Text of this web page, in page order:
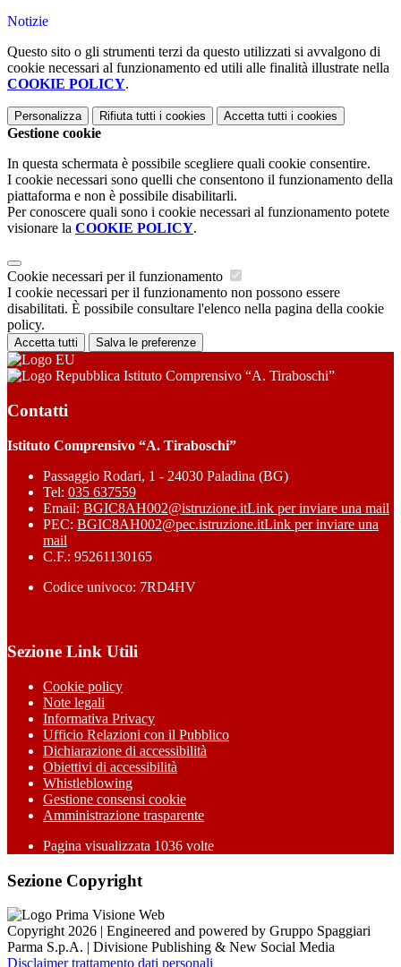
Notizie
Questo sito o gli strumenti terzi da questo utilizzati si avvalgono di
cookie necessari al funzionamento ed utili alle finalità illustrate nella
COOKIE POLICY.
Personalizza Rifiuta tutti i cookies Accetta tutti i cookies
Gestione cookie
In questa schermata è possibile scegliere quali cookie consentire.
I cookie necessari sono quelli che consentono il funzionamento della
piattaforma e non è possibile disabilitarli.
Per conoscere quali sono i cookie necessari al funzionamento potete
visionare la COOKIE POLICY.
Cookie necessari per il funzionamento
I cookie necessari per il funzionamento non possono essere
disabilitati. È possibile consultare l'elenco nella pagina della cookie
policy.
Accetta tutti Salva le preferenze
Istituto Comprensivo “A. Tiraboschi”
Contatti
Istituto Comprensivo “A. Tiraboschi”
Passaggio Rodari, 1 - 24030 Paladina (BG)
Tel: 035 637559
Email: BGIC8AH002@istruzione.itLink per inviare una mail
PEC: BGIC8AH002@pec.istruzione.itLink per inviare una
mail
C.F.: 95261130165
Codice univoco: 7RD4HV
Sezione Link Utili
Cookie policy
Note legali
Informativa Privacy
Ufficio Relazioni con il Pubblico
Dichiarazione di accessibilità
Obiettivi di accessibilità
Whistleblowing
Gestione consensi cookie
Amministrazione trasparente
Pagina visualizzata 1036 volte
Sezione Copyright
Copyright 2026 | Engineered and powered by Gruppo Spaggiari
Parma S.p.A. | Divisione Publishing & New Social Media
Disclaimer trattamento dati personali